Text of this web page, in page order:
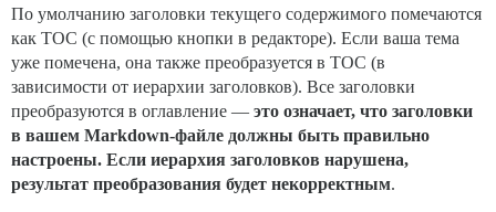
По умолчанию заголовки текущего содержимого помечаются
как TOC (с помощью кнопки в редакторе). Если ваша тема
уже помечена, она также преобразуется в TOC (в
зависимости от иерархии заголовков). Все заголовки
преобразуются в оглавление — это означает, что заголовки
в вашем Markdown-файле должны быть правильно
настроены. Если иерархия заголовков нарушена,
результат преобразования будет некорректным.